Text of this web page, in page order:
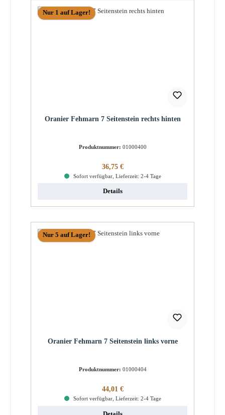
Nur 1 auf Lager!
Oranier Fehmarn 7 Seitenstein rechts hinten
Produktnummer: 01000400
Regulärer Preis:
36,75 €
Sofort verfügbar, Lieferzeit: 2-4 Tage
Details
Nur 5 auf Lager!
Oranier Fehmarn 7 Seitenstein links vorne
Produktnummer: 01000404
Regulärer Preis:
44,01 €
Sofort verfügbar, Lieferzeit: 2-4 Tage